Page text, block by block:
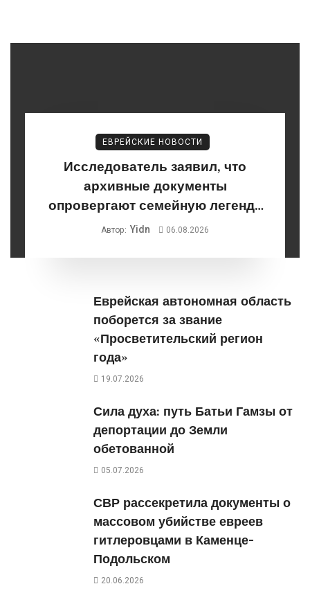
ЕВРЕЙСКИЕ НОВОСТИ
Исследователь заявил, что
архивные документы
опровергают семейную легенду
Сергея Юрского
Автор: Yidn 06.08.2026
Еврейская автономная область
поборется за звание
«Просветительский регион
года»
19.07.2026
Сила духа: путь Батьи Гамзы от
депортации до Земли
обетованной
05.07.2026
СВР рассекретила документы о
массовом убийстве евреев
гитлеровцами в Каменце-
Подольском
20.06.2026